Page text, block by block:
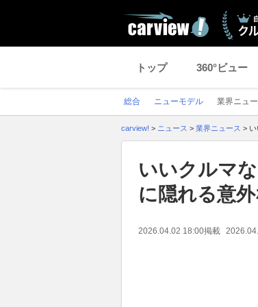
トップ 360°ビュー
総合 ニューモデル 業界ニュ
carview! > ニュース > 業界ニュース >
いいクルマ
に隠れる意
2026.04.02 18:00掲載